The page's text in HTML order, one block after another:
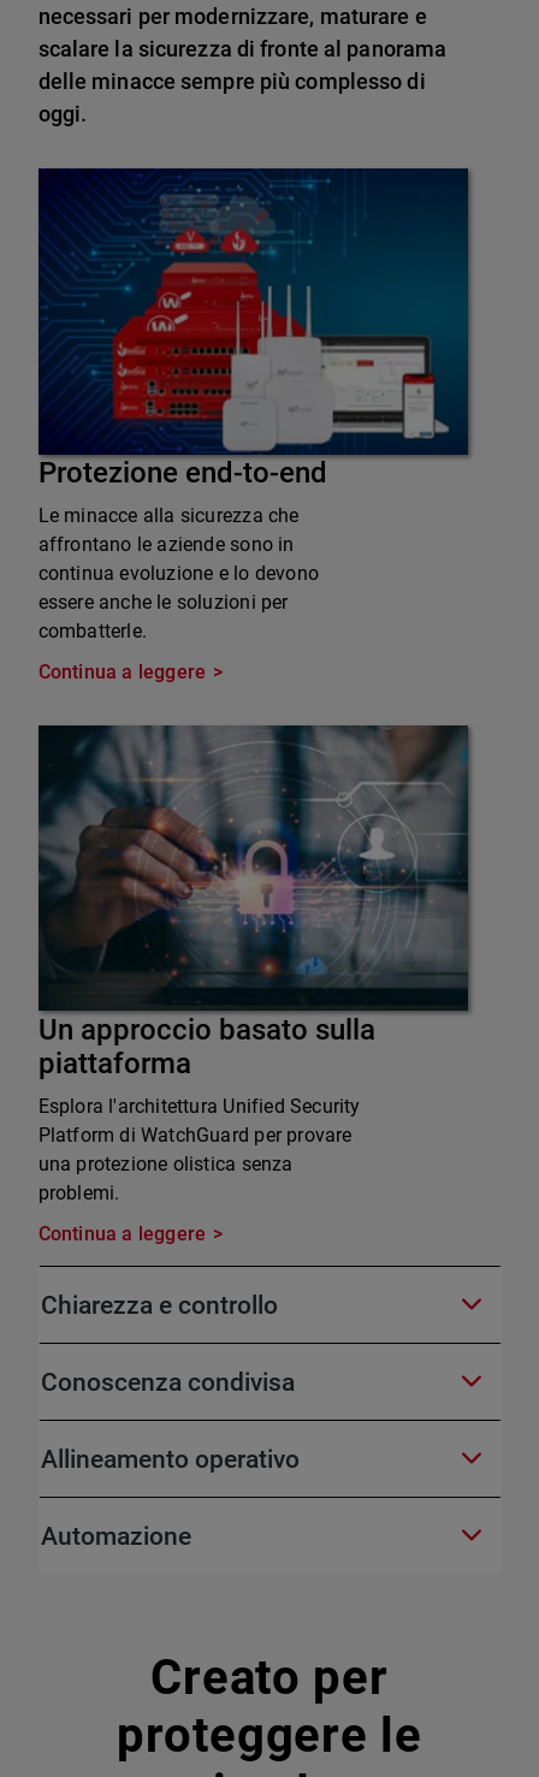
necessari per modernizzare, maturare e
scalare la sicurezza di fronte al panorama
delle minacce sempre più complesso di
oggi.
Protezione end-to-end
Le minacce alla sicurezza che
affrontano le aziende sono in
continua evoluzione e lo devono
essere anche le soluzioni per
combatterle.
Continua a leggere
Un approccio basato sulla
piattaforma
Esplora l'architettura Unified Security
Platform di WatchGuard per provare
una protezione olistica senza
problemi.
Continua a leggere
Chiarezza e controllo
Conoscenza condivisa
Allineamento operativo
Automazione
Creato per
proteggere le